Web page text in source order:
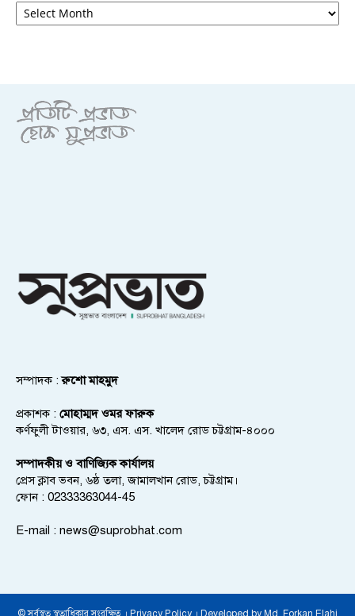
সম্পাদক :রুশো মাহমুদ
প্রকাশক : মোহাম্মদ ওমর ফারুক
কর্ণফুলী টাওয়ার, ৬৩, এস. এস. খালেদ রোড চট্টগ্রাম-৪০০০
সম্পাদকীয় ও বাণিজ্যিক কার্যালয়
প্রেস ক্লাব ভবন, ৬ষ্ঠ তলা, জামালখান রোড, চট্টগ্রাম।
ফোন : 02333363044-45
E-mail : news@suprobhat.com
© সর্বস্বত্ব স্বত্বাধিকার সংরক্ষিত । Privacy Policy । Developed by Md. Forkan Elahi